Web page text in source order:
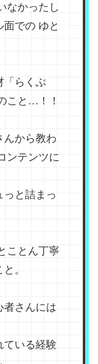
なかったし
面での ゆと
「らくぶ
こと…！！
んから教わ
ンテンツに
っと詰まっ
ことん丁寧
。
者さんには
ている経験